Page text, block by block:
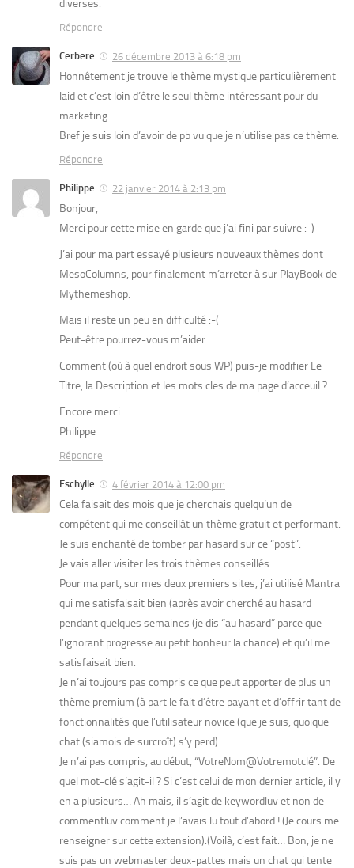
diverses.
Répondre
Cerbere 26 décembre 2013 à 6:18 pm
Honnêtement je trouve le thème mystique particulièrement
laid et c’est loin d’être le seul thème intéressant pour du
marketing.
Bref je suis loin d’avoir de pb vu que je n’utilise pas ce thème.
Répondre
Philippe 22 janvier 2014 à 2:13 pm
Bonjour,
Merci pour cette mise en garde que j’ai fini par suivre :-)
J’ai pour ma part essayé plusieurs nouveaux thèmes dont
MesoColumns, pour finalement m’arreter à sur PlayBook de
Mythemeshop.
Mais il reste un peu en difficulté :-(
Peut-être pourrez-vous m’aider…
Comment (où à quel endroit sous WP) puis-je modifier Le
Titre, la Description et les mots cles de ma page d’acceuil ?
Encore merci
Philippe
Répondre
Eschylle 4 février 2014 à 12:00 pm
Cela faisait des mois que je cherchais quelqu’un de
compétent qui me conseillât un thème gratuit et performant.
Je suis enchanté de tomber par hasard sur ce “post”.
Je vais aller visiter les trois thèmes conseillés.
Pour ma part, sur mes deux premiers sites, j’ai utilisé Mantra
qui me satisfaisait bien (après avoir cherché au hasard
pendant quelques semaines (je dis “au hasard” parce que
l’ignorant progresse au petit bonheur la chance) et qu’il me
satisfaisait bien.
Je n’ai toujours pas compris ce que peut apporter de plus un
thème premium (à part le fait d’être payant et d’offrir tant de
fonctionnalités que l’utilisateur novice (que je suis, quoique
chat (siamois de surcroît) s’y perd).
Je n’ai pas compris, au début, “VotreNom@Votremotclé”. De
quel mot-clé s’agit-il ? Si c’est celui de mon dernier article, il y
en a plusieurs… Ah mais, il s’agit de keywordluv et non de
commentluv comment je l’avais lu tout d’abord ! (Je cours me
renseigner sur cette extension).(Voilà, c’est fait… Bon, je ne
suis pas un webmaster deux-pattes mais un chat qui tente